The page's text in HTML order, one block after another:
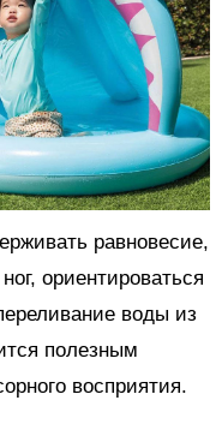
равновесие,
ориентироваться
воды из
полезным
восприятия.